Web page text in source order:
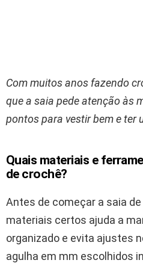
Com muitos anos fazendo
que a saia pede atenção às
pontos para vestir bem e ter
Quais materiais e
de crochê?
Antes de começar a saia
materiais certos ajuda a
organizado e evita ajustes
agulha em mm escolhidos